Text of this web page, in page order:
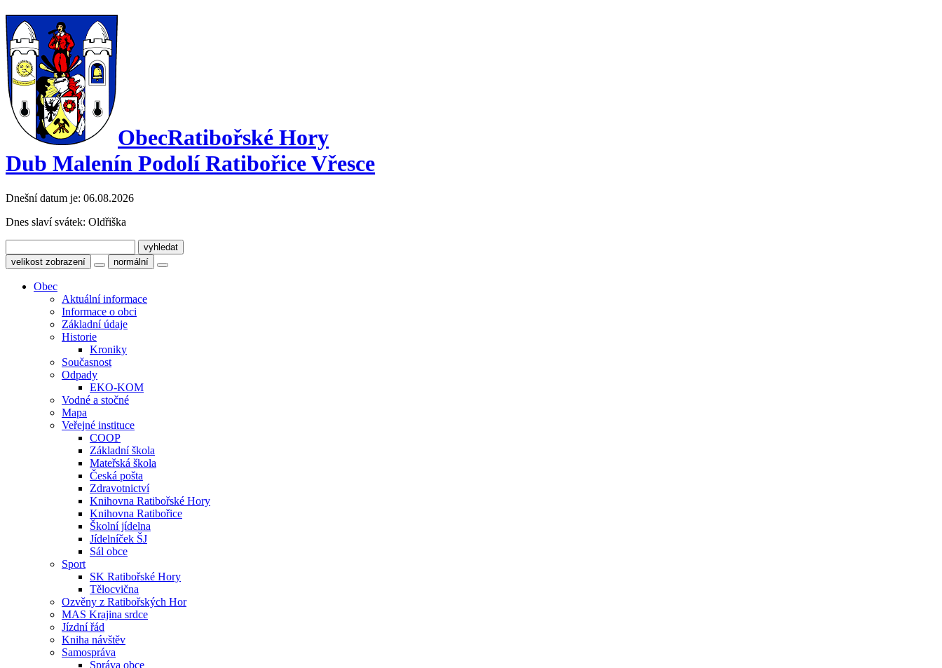
ObecRatibořské Hory
Dub Malenín Podolí Ratibořice Vřesce
Dnešní datum je: 06.08.2026
Dnes slaví svátek: Oldřiška
velikost zobrazení normální
Obec
Aktuální informace
Informace o obci
Základní údaje
Historie
Kroniky
Současnost
Odpady
EKO-KOM
Vodné a stočné
Mapa
Veřejné instituce
COOP
Základní škola
Mateřská škola
Česká pošta
Zdravotnictví
Knihovna Ratibořské Hory
Knihovna Ratibořice
Školní jídelna
Jídelníček ŠJ
Sál obce
Sport
SK Ratibořské Hory
Tělocvična
Ozvěny z Ratibořských Hor
MAS Krajina srdce
Jízdní řád
Kniha návštěv
Samospráva
Správa obce